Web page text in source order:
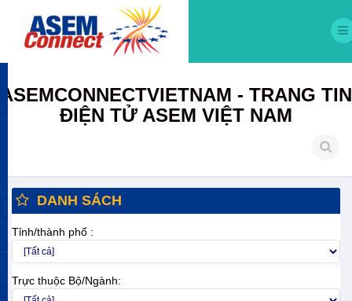
ASEMCONNECTVIETNAM - TRANG TIN
ĐIỆN TỬ ASEM VIỆT NAM
DANH SÁCH
Tỉnh/thành phố :
Trực thuộc Bộ/Ngành: